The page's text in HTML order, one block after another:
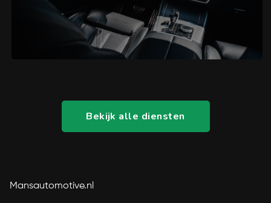
Bekijk alle diensten
Mansautomotive.nl